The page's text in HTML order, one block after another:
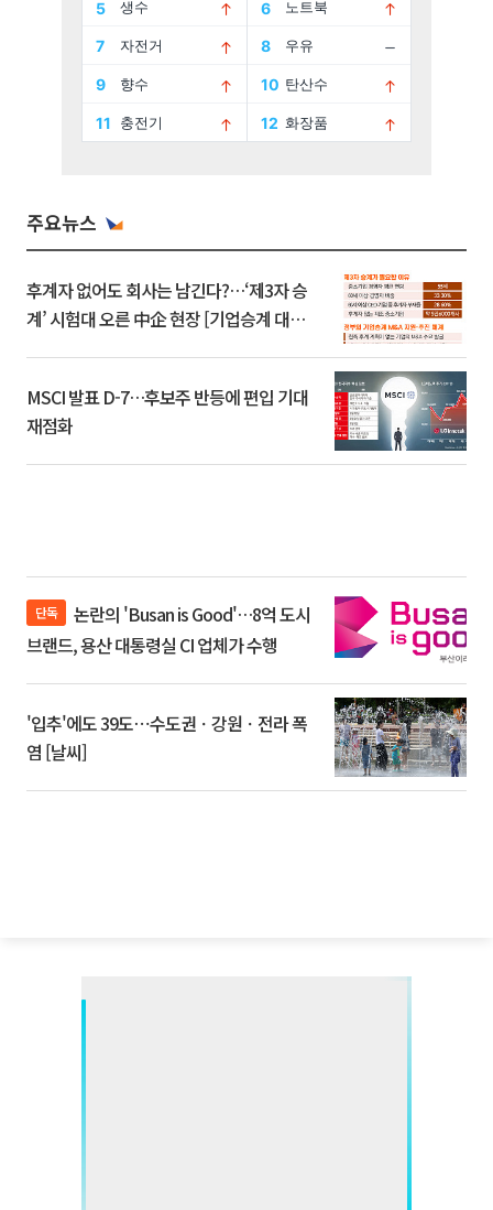
주요뉴스
후계자 없어도 회사는 남긴다?…‘제3자 승
계’ 시험대 오른 中企 현장 [기업승계 대전
MSCI 발표 D-7…후보주 반등에 편입 기대
재점화
단독
브랜드, 용산 대통령실 CI 업체가 수행
'입추'에도 39도⋯수도권ㆍ강원ㆍ전라 폭
염 [날씨]